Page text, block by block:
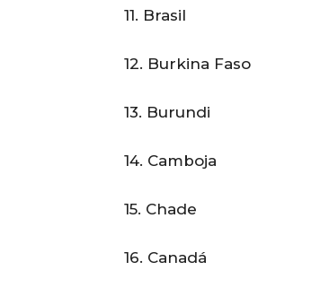
11. Brasil
12. Burkina Faso
13. Burundi
14. Camboja
15. Chade
16. Canadá